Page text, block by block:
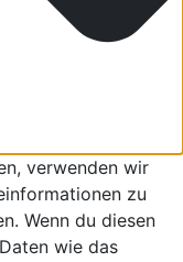
verwenden wir
zu
Wenn du diesen
wie das